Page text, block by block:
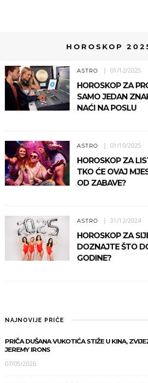
HOROSKOP
ASTRO 01/12/2025
HOROSKOP ZA
SAMO JEDAN
NAĆI NA POSLU
ASTRO 01/10/2025
HOROSKOP ZA
TKO ĆE OVAJ
OD ZABAVE?
ASTRO 31/12/2024
HOROSKOP ZA
DOZNAJTE ŠTO
GODINE?
NAJNOVIJE PRIČE
PRIČA DUŠANA VUKOTIĆA STIŽE U KINA,
JEREMY IRONS
07/05/2026